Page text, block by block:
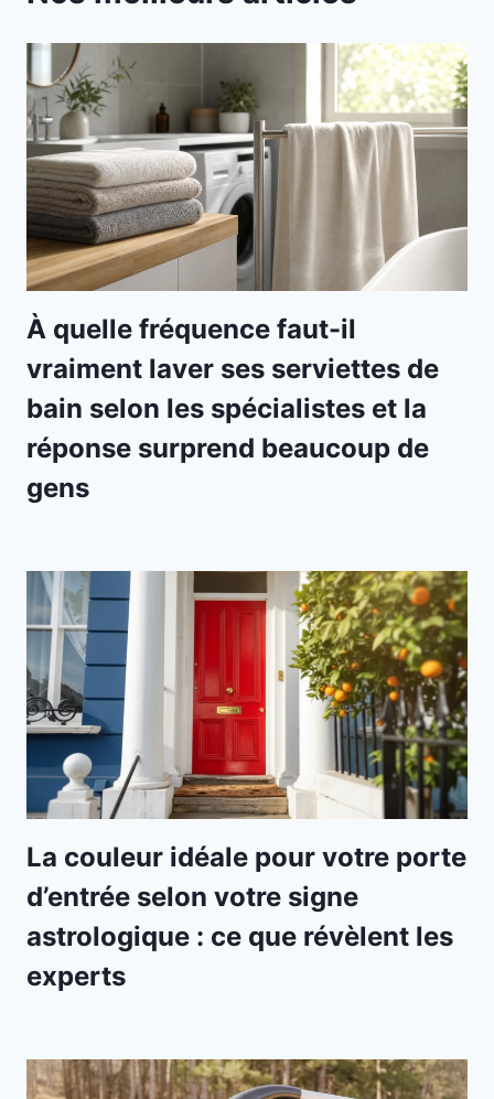
À quelle fréquence faut-il
vraiment laver ses serviettes de
bain selon les spécialistes et la
réponse surprend beaucoup de
gens
La couleur idéale pour votre porte
d’entrée selon votre signe
astrologique : ce que révèlent les
experts